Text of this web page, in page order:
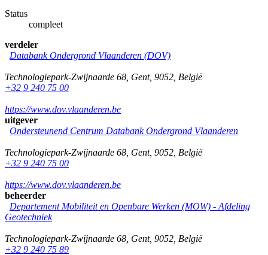
Status
compleet
verdeler
Databank Ondergrond Vlaanderen (DOV)
Technologiepark-Zwijnaarde 68 Gent, 9052 België
+32 9 240 75 00
https://www.dov.vlaanderen.be
uitgever
Ondersteunend Centrum Databank Ondergrond Vlaanderen
Technologiepark-Zwijnaarde 68 Gent, 9052 België
+32 9 240 75 00
https://www.dov.vlaanderen.be
beheerder
Departement Mobiliteit en Openbare Werken (MOW) - Afdeling
Geotechniek
Technologiepark-Zwijnaarde 68 Gent, 9052 België
+32 9 240 75 89